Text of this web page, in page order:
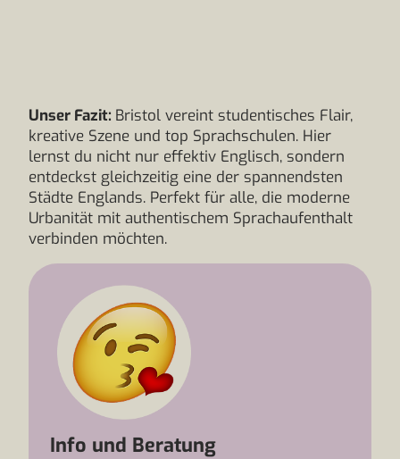
Unser Fazit: Bristol vereint studentisches Flair,
kreative Szene und top Sprachschulen. Hier
lernst du nicht nur effektiv Englisch, sondern
entdeckst gleichzeitig eine der spannendsten
Städte Englands. Perfekt für alle, die moderne
Urbanität mit authentischem Sprachaufenthalt
verbinden möchten.
Info und Beratung